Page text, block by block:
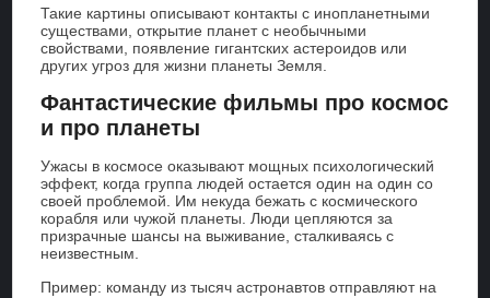
Такие картины описывают контакты с инопланетными
существами, открытие планет с необычными
свойствами, появление гигантских астероидов или
других угроз для жизни планеты Земля.
Фантастические фильмы про космос
и про планеты
Ужасы в космосе оказывают мощных психологический
эффект, когда группа людей остается один на один со
своей проблемой. Им некуда бежать с космического
корабля или чужой планеты. Люди цепляются за
призрачные шансы на выживание, сталкиваясь с
неизвестным.
Пример: команду из тысяч астронавтов отправляют на